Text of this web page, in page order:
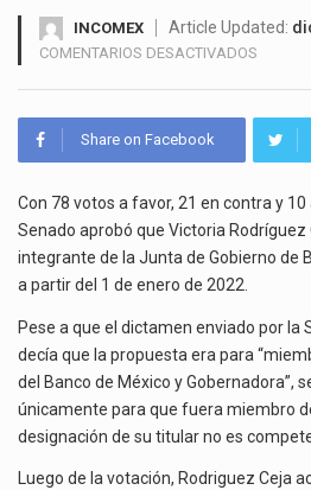
INCOMEX Article Updated:
COMENTARIOS DESACTIVADOS
SE
UNA
A
DE
Share on Facebook
Con 78 votos a favor, 21 en contra y
Senado aprobó que Victoria
integrante de la Junta de Gobierno de
a partir del 1 de enero de 2022.
Pese a que el dictamen enviado por la
decía que la propuesta era para
del Banco de México y Gobernadora”,
únicamente para que fuera miembro
designación de su titular no es
Luego de la votación, Rodriguez Ceja